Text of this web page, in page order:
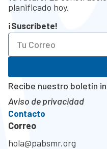
planificado hoy.
¡Suscríbete!
Recibe nuestro boletín
Aviso de privacidad
Contacto
Correo
hola@pabsmr.org